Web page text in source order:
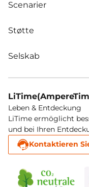
0% moms i DE
LiFePO4 batteri
Opladere
Tilbehør
Som nye
Scenarier
RV lithium batteri
Marine trolling
Solar lithium
Koldt lithium
Støtte
Spor min ordre
Returner &
Registrer garanti
Selskab
LiTime
Affiliate program
Leben & Entdeckung
LiTime ermöglicht
und bei Ihren
Kontaktieren